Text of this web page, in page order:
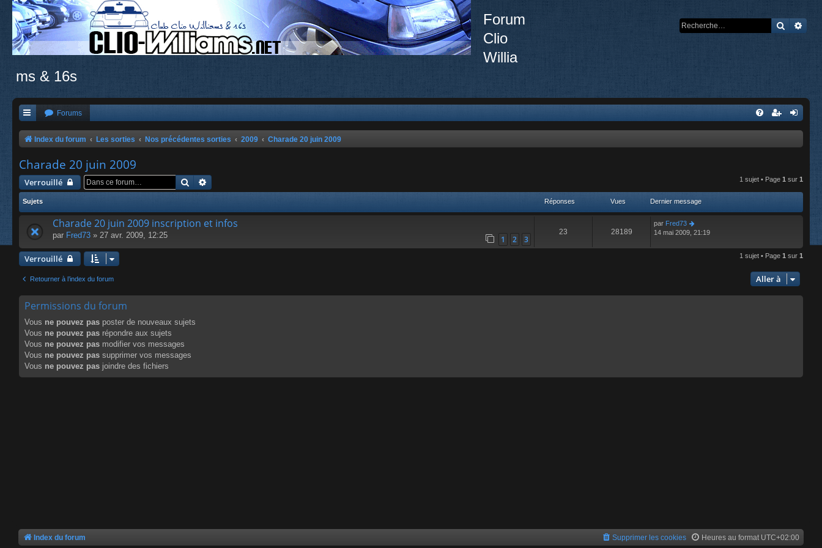
Forum
Clio
Willia
ms & 16s
Forums
Index du forum Les sorties Nos précédentes sorties 2009 Charade 20 juin 2009
Charade 20 juin 2009
Verrouillé Rechercher 1 sujet • Page 1 sur 1
Sujets Réponses Vues Dernier message
Charade 20 juin 2009 inscription et infos
par Fred73 » 27 avr. 2009, 12:25 1 2 3
23 28189
par Fred73
14 mai 2009, 21:19
Verrouillé 1 sujet • Page 1 sur 1
Retourner à l’index du forum Aller à
Permissions du forum
Vous ne pouvez pas poster de nouveaux sujets
Vous ne pouvez pas répondre aux sujets
Vous ne pouvez pas modifier vos messages
Vous ne pouvez pas supprimer vos messages
Vous ne pouvez pas joindre des fichiers
Index du forum Heures au format UTC+02:00
Supprimer les cookies